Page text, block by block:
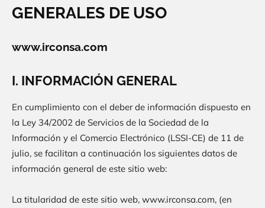
GENERALES DE USO
www.irconsa.com
I. INFORMACIÓN GENERAL
En cumplimiento con el deber de información dispuesto en
la Ley 34/2002 de Servicios de la Sociedad de la
Información y el Comercio Electrónico (LSSI-CE) de 11 de
julio, se facilitan a continuación los siguientes datos de
información general de este sitio web:
La titularidad de este sitio web, www.irconsa.com, (en